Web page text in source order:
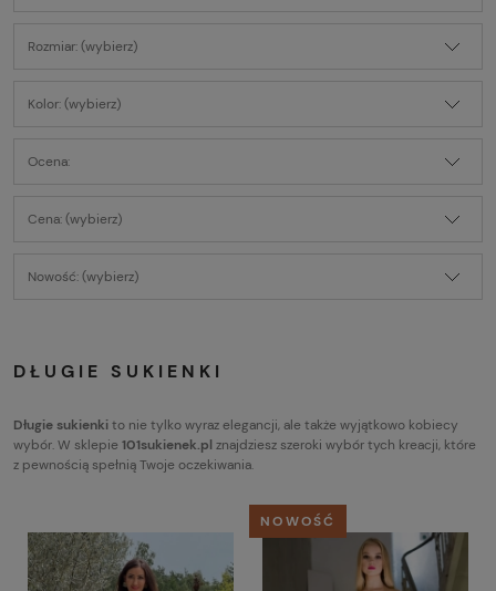
Rozmiar: (wybierz)
Kolor: (wybierz)
Ocena:
Cena: (wybierz)
Nowość: (wybierz)
DŁUGIE SUKIENKI
Długie sukienkito nie tylko wyraz elegancji, ale także wyjątkowo kobiecy
wybór. W sklepie 101sukienek.pl znajdziesz szeroki wybór tych kreacji, które
z pewnością spełnią Twoje oczekiwania.
NOWOŚĆ